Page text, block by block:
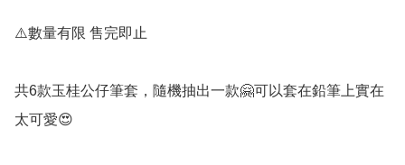
⚠️數量有限 售完即止
共6款玉桂公仔筆套，隨機抽出一款🤗可以套在鉛筆上實在
太可愛😍